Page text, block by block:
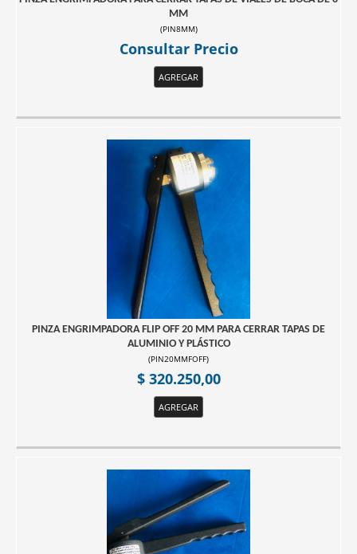
MM
(PIN8MM)
Consultar Precio
AGREGAR
PINZA ENGRIMPADORA FLIP OFF 20 MM PARA CERRAR TAPAS DE
ALUMINIO Y PLÁSTICO
(PIN20MMFOFF)
$ 320.250,00
AGREGAR